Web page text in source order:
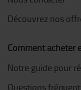
Découvrez nos
Comment acheter
Notre guide pour
Questions